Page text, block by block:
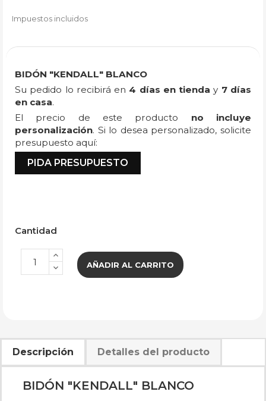
Impuestos incluidos
BIDÓN "KENDALL" BLANCO
Su pedido lo recibirá en 4 días en tienda y 7 días
en casa.
El precio de este producto no incluye
personalización. Si lo desea personalizado, solicite
presupuesto aquí:
PIDA PRESUPUESTO
Cantidad
AÑADIR AL CARRITO
Descripción Detalles del producto
BIDÓN "KENDALL" BLANCO